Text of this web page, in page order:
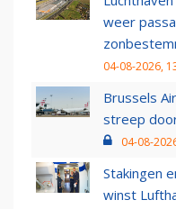
weer
04-08-2026,
Brussels
streep
04-08-
Stakingen
winst